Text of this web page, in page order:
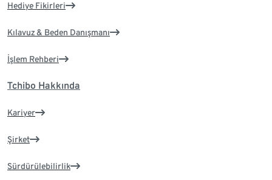
Hediye Fikirleri
Kılavuz & Beden Danışmanı
İşlem Rehberi
Tchibo Hakkında
Kariyer
Şirket
Sürdürülebilirlik